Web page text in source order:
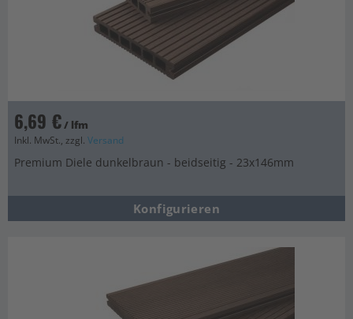
6,69 €/ lfm
Inkl. MwSt., zzgl. Versand
Premium Diele dunkelbraun - beidseitig - 23x146mm
Konfigurieren